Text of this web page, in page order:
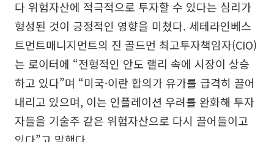
다 위험자산에 적극적으로 투자할 수 있다는 심리가
형성된 것이 긍정적인 영향을 미쳤다. 세테라인베스
트먼트매니지먼트의 진 골드먼 최고투자책임자(CIO)
는 로이터에 “전형적인 안도 랠리 속에 시장이 상승
하고 있다”며 “미국·이란 합의가 유가를 급격히 끌어
내리고 있으며, 이는 인플레이션 우려를 완화해 투자
자들을 기술주 같은 위험자산으로 다시 끌어들이고